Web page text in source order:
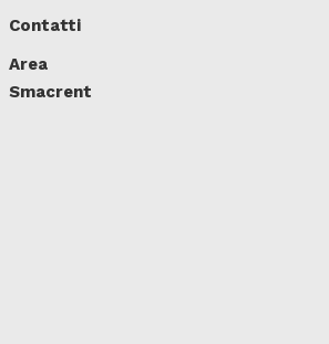
Contatti
Area
Smacrent